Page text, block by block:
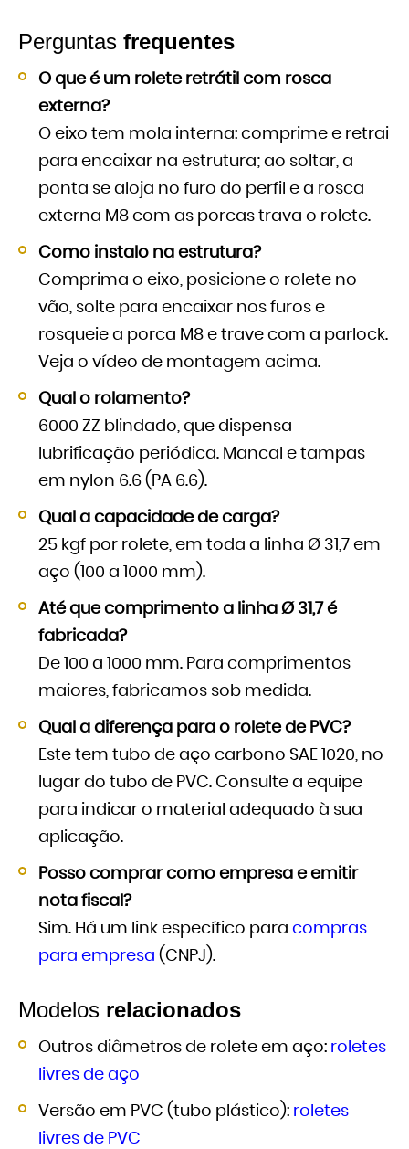
Perguntas frequentes
O que é um rolete retrátil com rosca
externa?
O eixo tem mola interna: comprime e retrai
para encaixar na estrutura; ao soltar, a
ponta se aloja no furo do perfil e a rosca
externa M8 com as porcas trava o rolete.
Como instalo na estrutura?
Comprima o eixo, posicione o rolete no
vão, solte para encaixar nos furos e
rosqueie a porca M8 e trave com a parlock.
Veja o vídeo de montagem acima.
Qual o rolamento?
6000 ZZ blindado, que dispensa
lubrificação periódica. Mancal e tampas
em nylon 6.6 (PA 6.6).
Qual a capacidade de carga?
25 kgf por rolete, em toda a linha Ø 31,7 em
aço (100 a 1000 mm).
Até que comprimento a linha Ø 31,7 é
fabricada?
De 100 a 1000 mm. Para comprimentos
maiores, fabricamos sob medida.
Qual a diferença para o rolete de PVC?
Este tem tubo de aço carbono SAE 1020, no
lugar do tubo de PVC. Consulte a equipe
para indicar o material adequado à sua
aplicação.
Posso comprar como empresa e emitir
nota fiscal?
Sim. Há um link específico para compras
para empresa (CNPJ).
Modelos relacionados
Outros diâmetros de rolete em aço: roletes
livres de aço
Versão em PVC (tubo plástico): roletes
livres de PVC